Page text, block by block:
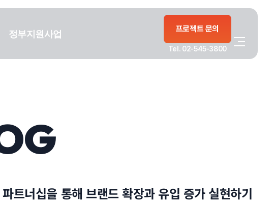
정부지원사업 프로젝트 문의
Tel. 02-545-3800
트너십을 통해 브랜드 확장과 유입 증가 실현하기